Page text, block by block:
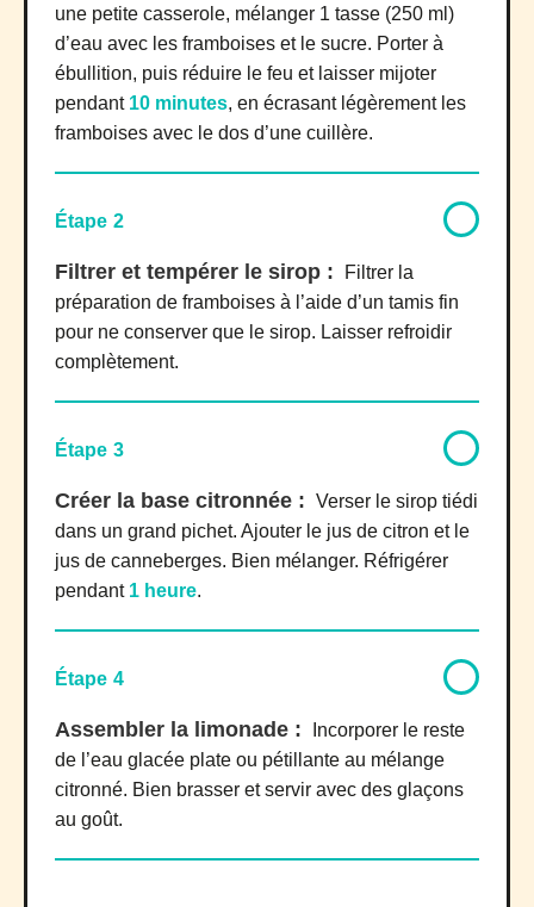
une petite casserole, mélanger 1 tasse (250 ml)
d’eau avec les framboises et le sucre. Porter à
ébullition, puis réduire le feu et laisser mijoter
pendant 10 minutes, en écrasant légèrement les
framboises avec le dos d’une cuillère.
Étape 2
Filtrer et tempérer le sirop :
Filtrer la
préparation de framboises à l’aide d’un tamis fin
pour ne conserver que le sirop. Laisser refroidir
complètement.
Étape 3
Créer la base citronnée : Verser le sirop tiédi
dans un grand pichet. Ajouter le jus de citron et le
jus de canneberges. Bien mélanger. Réfrigérer
pendant 1 heure.
Étape 4
Assembler la limonade :
Incorporer le reste
de l’eau glacée plate ou pétillante au mélange
citronné. Bien brasser et servir avec des glaçons
au goût.